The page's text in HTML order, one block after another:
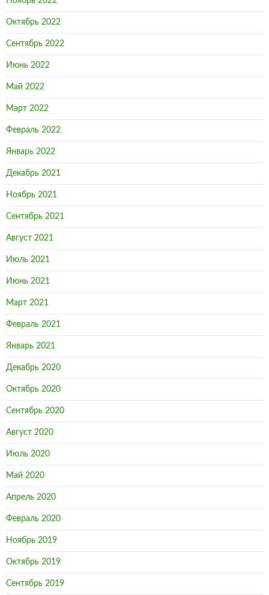
Октябрь 2022
Сентябрь 2022
Июнь 2022
Май 2022
Март 2022
Февраль 2022
Январь 2022
Декабрь 2021
Ноябрь 2021
Сентябрь 2021
Август 2021
Июль 2021
Июнь 2021
Март 2021
Февраль 2021
Январь 2021
Декабрь 2020
Октябрь 2020
Сентябрь 2020
Август 2020
Июль 2020
Май 2020
Апрель 2020
Февраль 2020
Ноябрь 2019
Октябрь 2019
Сентябрь 2019